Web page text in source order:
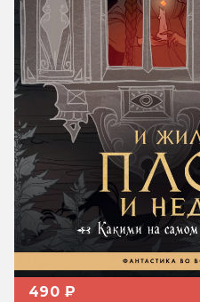
490 ₽